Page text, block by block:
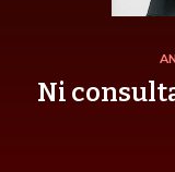
Ni